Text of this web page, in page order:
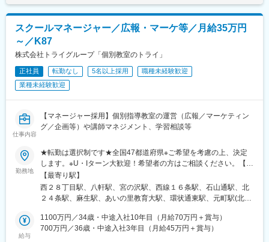
駅、西鉄千早駅、箱崎九大前駅、新大工町駅、上熊本駅(路面電
車)、郡元駅(鹿児島市電)、谷山駅(指宿枕崎線)、ロープウェイ入口
駅、中央図書館前駅、太子堂駅、本八幡駅(総武線)、東海神駅、京
成千葉駅、東向島駅、浅草駅、国道駅、南富山駅、北府駅、森小
路三条駅、畝傍駅、宇品二丁目駅、福島町駅、蓮池町通駅、旦過
駅、西黒崎駅、伊賀駅、香椎宮前駅、箱崎宮前駅、市役所駅(長崎
県)、本妙寺入口駅、涙橋駅
駅、野並駅、金山駅(愛知県)、尾張一宮駅、春田駅、上飯田駅、勝
川駅、小幡駅、三郷駅(愛知県)、瀬戸口駅、藤が丘駅(愛知県)、長
久手古戦場駅、赤池駅(愛知県)、神沢駅、鳴海駅、南大高駅、有松
駅、知立駅、刈谷駅、太田川駅、前後駅、星川駅(三重県)、鈴鹿市
駅、茨木駅、枚方市駅、放出駅、四条畷駅、住道駅、千林大宮
駅、天王寺駅前駅、大阪上本町駅、新石切駅、平野駅(地下鉄)、鳳
営)、西院駅(阪急線)、宇治駅(奈良線)、新田辺駅、松井山手駅、彦
根駅、大和八木駅、大元駅、高島駅(岡山県)、米子駅、山口駅(山
河戸帆待川駅、大原駅(広島県)、西広島駅、西高屋駅、西条駅(広
島県)、呉駅、三原駅、瓦町駅、栗林公園駅、佐古駅、横河原駅、
デンテツターミナルビル前駅、下曽根駅、九州工大前駅、戸畑
駅、平和通駅、城野駅(日豊本線)、徳力公団前駅、黒崎駅前駅、折
尾駅、永犬丸駅、長者原駅、酒殿駅、福工大前駅、香椎花園前
駅、千早駅、箱崎駅、唐津駅、諏訪神社駅、肥前古賀駅、光の森
駅、肥後大津駅、県立体育館前駅、郡元・南駅、谷山駅(鹿児島市
電)、上塩屋駅、滝尾駅、南宮崎駅、浦添前田駅、竜王駅、円山公
スクールマネージャー／広報・マーケ等／月給35万円
～／K87
株式会社トライグループ「個別教室のトライ」
正社員 転勤なし 5名以上採用
職種未経験歓迎
業種未経験歓迎
仕事内容
【マネージャー採用】個別指導教室の運営（広報／マーケティン
グ／企画等）や講師マネジメント、学習相談等
勤務地
★転勤は選択制です★全国47都道府県※ご希望を考慮の上、決定
します。※U・Iターン大歓迎！希望者の方はご相談ください。【募
集エリア】全国47都道府県■北海道・東北■北海道・青森県・岩手
県・宮城県・秋田県・山形県・福島県■北陸・甲信越■新潟県・富
山県・石川県・福井県・山梨県・長野県■関東■東京都・茨城県・
県・愛知県・三重県■関西■京都府・大阪府・滋賀県・兵庫県・奈
良県・和歌山県■中国■鳥取県・島根県・岡山県・広島県・山口県
【最寄り駅】
西２８丁目駅、八軒駅、宮の沢駅、西線１６条駅、石山通駅、北
２４条駅、麻生駅、あいの里教育大駅、環状通東駅、元町駅(北海
丁駅、長町南駅、富沢駅、南仙台駅、古川駅、筒井駅(青森県)、上
盛岡駅、秋田駅、山形駅、郡山駅(福島県)、研究学園駅、土浦駅、
給与
1100万円／34歳・中途入社10年目（月給70万円＋賞与）
700万円／36歳・中途入社3年目（月給45万円＋賞与）